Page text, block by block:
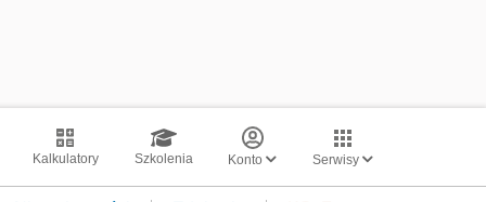
Kalkulatory Szkolenia Konto Serwisy